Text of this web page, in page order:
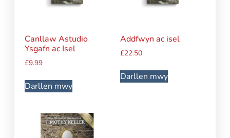
Canllaw Astudio
Ysgafn ac Isel
£9.99
Darllen mwy
Addfwyn ac isel
£22.50
Darllen mwy